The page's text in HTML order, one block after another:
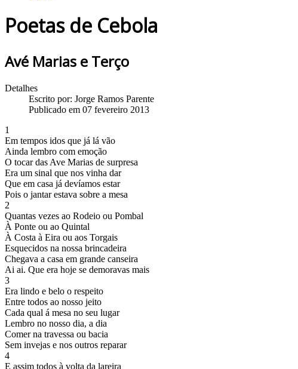
Poetas de Cebola
Avé Marias e Terço
Detalhes
Escrito por: Jorge Ramos Parente
Publicado em 07 fevereiro 2013
1
Em tempos idos que já lá vão
Ainda lembro com emoção
O tocar das Ave Marias de surpresa
Era um sinal que nos vinha dar
Que em casa já devíamos estar
Pois o jantar estava sobre a mesa
2
Quantas vezes ao Rodeio ou Pombal
À Ponte ou ao Quintal
À Costa à Eira ou aos Torgais
Esquecidos na nossa brincadeira
Chegava a casa em grande canseira
Ai ai. Que era hoje se demoravas mais
3
Era lindo e belo o respeito
Entre todos ao nosso jeito
Cada qual á mesa no seu lugar
Lembro no nosso dia, a dia
Comer na travessa ou bacia
Sem invejas e nos outros reparar
4
E assim todos à volta da lareira